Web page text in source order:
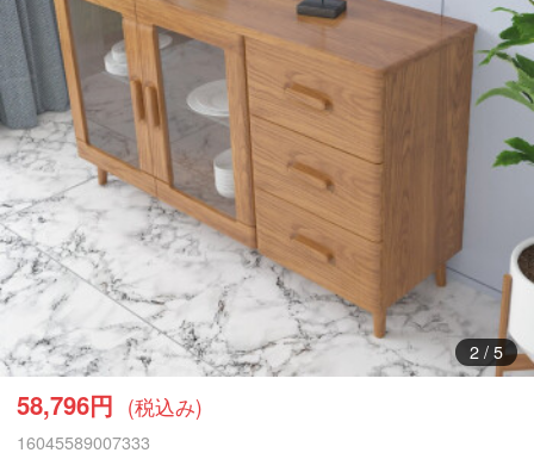
3/ 5
58,796円 (税込み)
16045589007333